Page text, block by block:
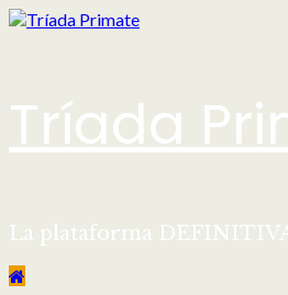
Saltar
Tríada
La plataforma